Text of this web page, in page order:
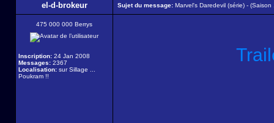
el-d-brokeur Sujet du message: Marvel's Daredevil (série) -
475 000 000 Berrys
Inscription: 24 Jan 2008
Messages: 2367
Localisation: sur Sillage ...
Poukram !!